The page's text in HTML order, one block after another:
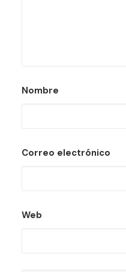
Nombre
Correo electrónico
Web